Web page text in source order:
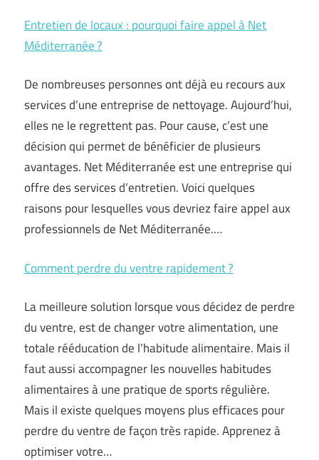
Entretien de locaux : pourquoi faire appel à Net
Méditerranée ?
De nombreuses personnes ont déjà eu recours aux
services d’une entreprise de nettoyage. Aujourd’hui,
elles ne le regrettent pas. Pour cause, c’est une
décision qui permet de bénéficier de plusieurs
avantages. Net Méditerranée est une entreprise qui
offre des services d’entretien. Voici quelques
raisons pour lesquelles vous devriez faire appel aux
professionnels de Net Méditerranée.…
Comment perdre du ventre rapidement ?
La meilleure solution lorsque vous décidez de perdre
du ventre, est de changer votre alimentation, une
totale rééducation de l’habitude alimentaire. Mais il
faut aussi accompagner les nouvelles habitudes
alimentaires à une pratique de sports régulière.
Mais il existe quelques moyens plus efficaces pour
perdre du ventre de façon très rapide. Apprenez à
optimiser votre…